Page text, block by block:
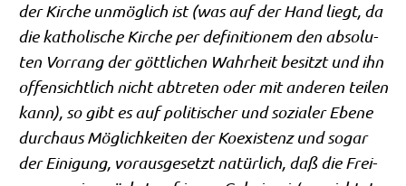
der Kir­che unmög­lich ist (was auf der Hand liegt, da
die katho­li­sche Kir­che per defi­ni­tio­nem den abso­lu­
ten Vor­rang der gött­li­chen Wahr­heit besitzt und ihn
offen­sicht­lich nicht abtre­ten oder mit ande­ren tei­len
kann), so gibt es auf poli­ti­scher und sozia­ler Ebe­ne
durch­aus Mög­lich­kei­ten der Koexi­stenz und sogar
der Eini­gung, vor­aus­ge­setzt natür­lich, daß die Frei­